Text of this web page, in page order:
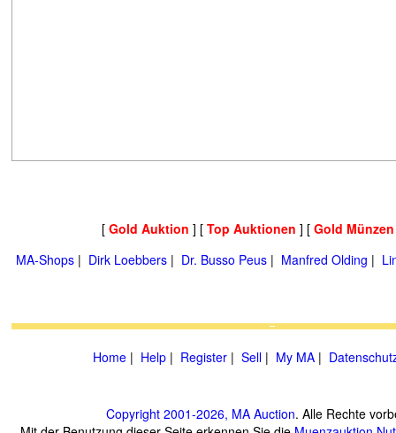
[ Gold Auktion ] [ Top Auktionen ] [ Gold
MA-Shops | Dirk Loebbers | Dr. Busso Peus | Manfred Olding |
Home | Help | Register | Sell | My MA |
Copyright 2001-2026, MA Auction. Alle Rechte